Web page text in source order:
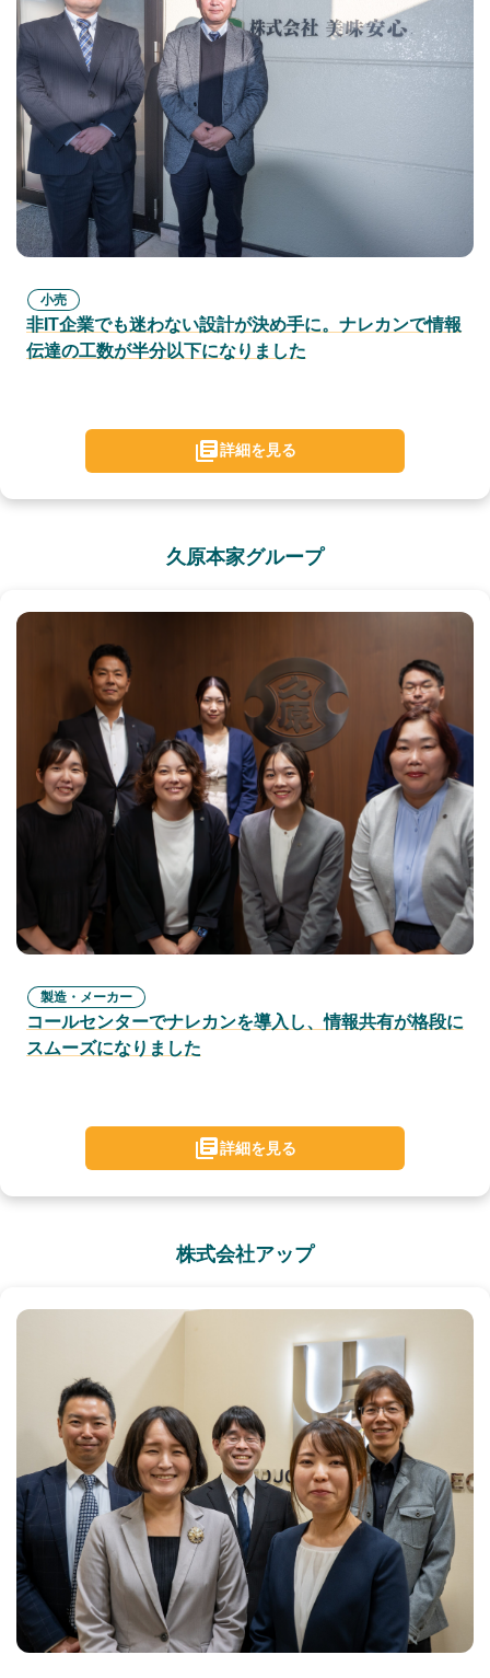
小売
非IT企業でも迷わない設計が決め手に。ナレカンで情報
伝達の工数が半分以下になりました
詳細を見る
久原本家グループ
製造・メーカー
コールセンターでナレカンを導入し、情報共有が格段に
スムーズになりました
詳細を見る
株式会社アップ